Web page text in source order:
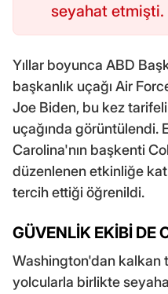
seyahat etmişti.
Yıllar boyunca ABD
başkanlık uçağı Air
Joe Biden, bu kez
uçağında görüntülendi.
Carolina'nın başkenti
düzenlenen etkinliğe
tercih ettiği öğrenildi.
GÜVENLİK EKİBİ DE
Washington'dan kalkan
yolcularla birlikte